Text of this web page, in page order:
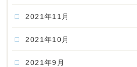
2021年11月
2021年10月
2021年9月